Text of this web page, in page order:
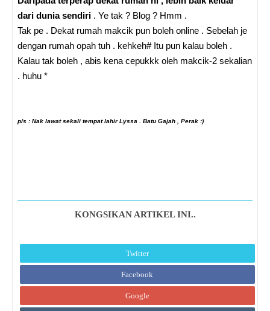
dari dunia sendiri . Ye tak ? Blog ? Hmm .
Tak pe . Dekat rumah makcik pun boleh online . Sebelah je
dengan rumah opah tuh . kehkeh# Itu pun kalau boleh .
Kalau tak boleh , abis kena cepukkk oleh makcik-2 sekalian
. huhu *
p/s : Nak lawat sekali tempat lahir Lyssa . Batu Gajah , Perak :)
KONGSIKAN ARTIKEL INI..
Twitter
Facebook
Google